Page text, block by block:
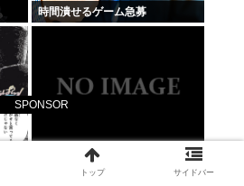
SPONSOR
時間潰せるゲーム急募
ラ
メトロイドプライム4 新品が
トップ サイドバー